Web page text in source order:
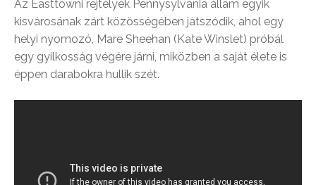
Az Easttowni rejtélyek Pennysylvania állam egyik
kisvárosának zárt közösségében játszódik, ahol egy
helyi nyomozó, Mare Sheehan (Kate Winslet) próbál
egy gyilkosság végére járni, miközben a saját élete is
éppen darabokra hullik szét.